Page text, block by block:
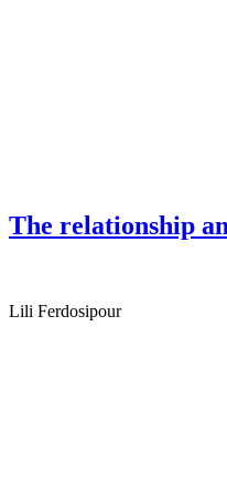
The relationship
Lili Ferdosipour